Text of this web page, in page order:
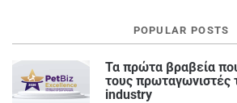
POPULAR POSTS
Τα πρώτα βραβεία
τους πρωταγωνιστές
industry